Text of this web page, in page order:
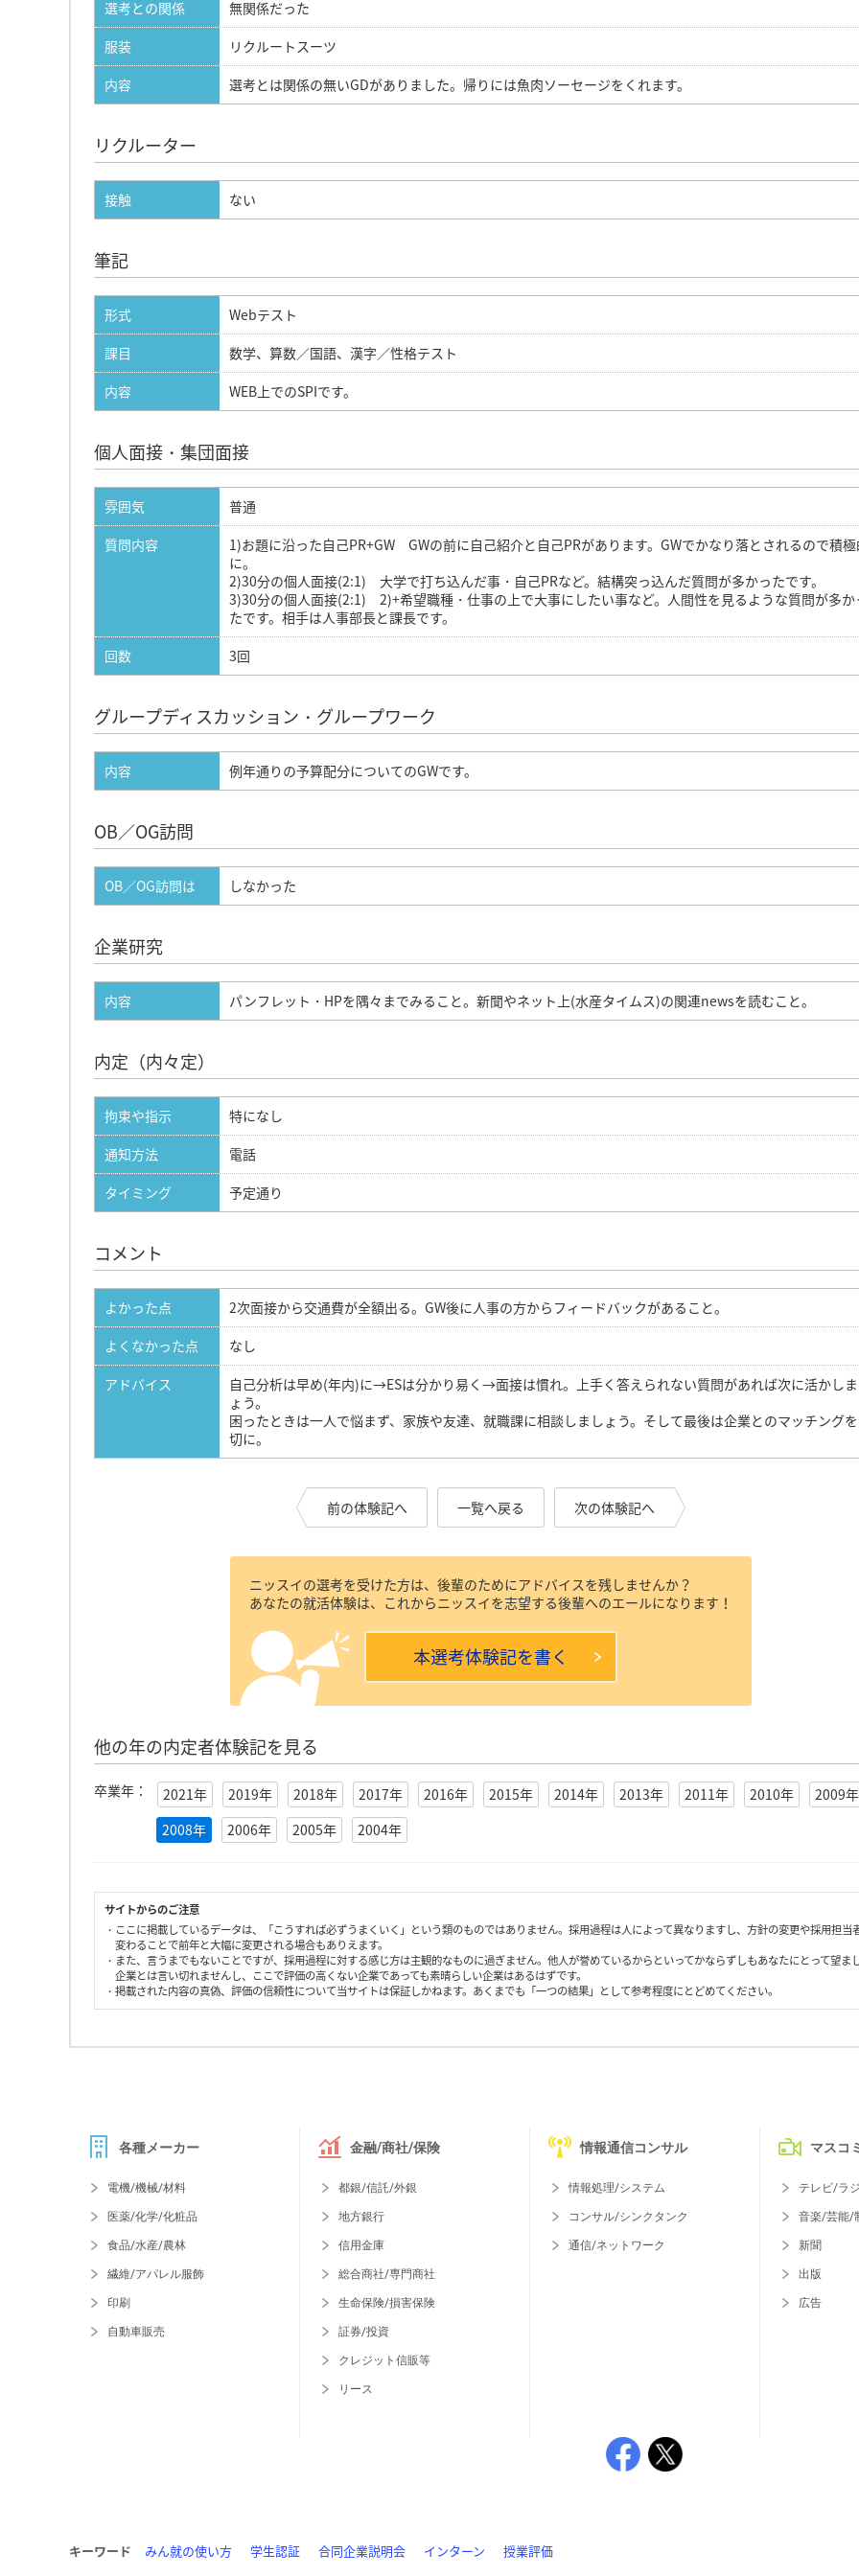
選考との関係
無関係だった
服装
リクルートスーツ
内容
選考とは関係の無いGDがありました。帰りには魚肉ソーセージをくれます。
リクルーター
接触 ない
筆記
形式
Webテスト
課目
数学、算数／国語、漢字／性格テスト
内容
WEB上でのSPIです。
個人面接・集団面接
雰囲気
普通
質問内容
1)お題に沿った自己PR+GW GWの前に自己紹介と自己PRがあります。GWでかなり落とされるので積
に。
2)30分の個人面接(2:1) 大学で打ち込んだ事・自己PRなど。結構突っ込んだ質問が多かったです。
3)30分の個人面接(2:1) 2)+希望職種・仕事の上で大事にしたい事など。人間性を見るような質問が多か
たです。相手は人事部長と課長です。
回数
3回
グループディスカッション・グループワーク
内容 例年通りの予算配分についてのGWです。
OB／OG訪問
OB／OG訪問は しなかった
企業研究
内容 パンフレット・HPを隅々までみること。新聞やネット上(水産タイムス)の関連newsを読むこと。
内定（内々定）
拘束や指示
特になし
通知方法
電話
タイミング
予定通り
コメント
よかった点
2次面接から交通費が全額出る。GW後に人事の方からフィードバックがあること。
よくなかった点
なし
アドバイス
自己分析は早め(年内)に→ESは分かり易く→面接は慣れ。上手く答えられない質問があれば次に活かし
ょう。
困ったときは一人で悩まず、家族や友達、就職課に相談しましょう。そして最後は企業とのマッチング
切に。
前の体験記へ 一覧へ戻る 次の体験記へ
ニッスイの選考を受けた方は、後輩のためにアドバイスを残しませんか？
あなたの就活体験は、これからニッスイを志望する後輩へのエールになります！
本選考体験記を書く
他の年の内定者体験記を見る
卒業年： 2021年 2019年 2018年 2017年 2016年 2015年 2014年 2013年 2011年 2010年
2009年
2008年
2006年 2005年 2004年
サイトからのご注意
・ここに掲載しているデータは、「こうすれば必ずうまくいく」という類のものではありません。採用過程は人によって異なりますし、方針の変更や採用担当
変わることで前年と大幅に変更される場合もありえます。
・また、言うまでもないことですが、採用過程に対する感じ方は主観的なものに過ぎません。他人が誉めているからといってかならずしもあなたにとって望ま
企業とは言い切れませんし、ここで評価の高くない企業であっても素晴らしい企業はあるはずです。
・掲載された内容の真偽、評価の信頼性について当サイトは保証しかねます。あくまでも「一つの結果」として参考程度にとどめてください。
各種メーカー
電機/機械/材料
医薬/化学/化粧品
食品/水産/農林
繊維/アパレル服飾
印刷
自動車販売
金融/商社/保険
都銀/信託/外銀
地方銀行
信用金庫
総合商社/専門商社
生命保険/損害保険
証券/投資
クレジット信販等
リース
情報通信コンサル
情報処理/システム
コンサル/シンクタンク
通信/ネットワーク
マスコ
テレビ/ラ
音楽/芸能/
新聞
出版
広告
キーワード みん就の使い方 学生認証 合同企業説明会 インターン 授業評価